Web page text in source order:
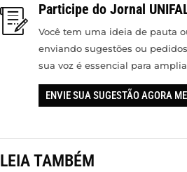
Participe do Jornal
Você tem uma ideia de pauta
enviando sugestões ou
sua voz é essencial para
ENVIE SUA SUGESTÃO AGORA
LEIA TAMBÉM